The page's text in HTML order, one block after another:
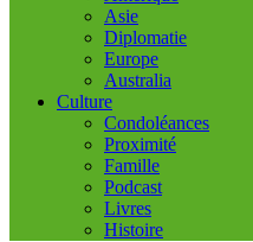
Asie
Diplomatie
Europe
Australia
Culture
Condoléances
Proximité
Famille
Podcast
Livres
Histoire